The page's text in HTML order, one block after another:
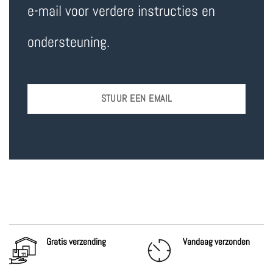
e-mail voor verdere instructies en
ondersteuning.
STUUR EEN EMAIL
Gratis verzending Vandaag verzonden